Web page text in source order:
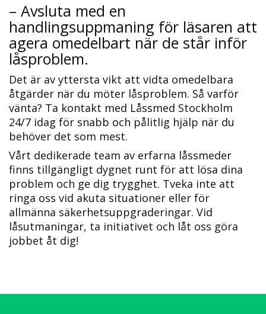
– Avsluta med en
handlingsuppmaning för läsaren att
agera omedelbart när de står inför
låsproblem.​
Det är av yttersta vikt att vidta omedelbara
åtgärder när du möter låsproblem. Så varför
vänta?​ Ta kontakt med Låssmed Stockholm
24/7 idag för snabb och pålitlig hjälp när du
behöver det som mest.
Vårt dedikerade team av erfarna låssmeder
finns tillgängligt dygnet runt för att lösa dina
problem och ge dig trygghet.​ Tveka inte att
ringa oss vid akuta situationer eller för
allmänna säkerhetsuppgraderingar.​ Vid
låsutmaningar, ta initiativet och låt oss göra
jobbet åt dig!